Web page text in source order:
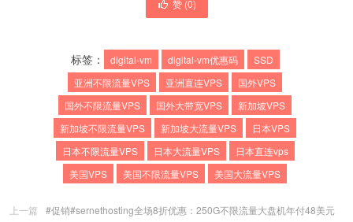
赞 (0)
标签： digital-vm digital-vm优惠码
SSD
亚洲不限流量VPS
亚洲直连VPS
国外VPS
国外不限流量VPS
国外大带宽VPS
新加坡VPS
新加坡不限流量VPS
新加坡大流量VPS
日本VPS
日本不限流量VPS
日本大流量VPS
日本直连vps
美国VPS
美国不限流量VPS 美国大流量VPS
上一篇
#促销#sernethosting全场8折优惠：250G不限流量大盘机年付48美元